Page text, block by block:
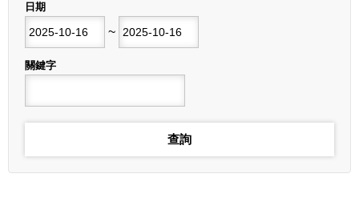
日期
~
結束日期
關鍵字